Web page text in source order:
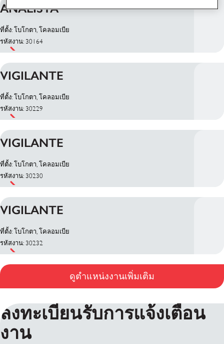
ANALISTA
ที่ตั้ง: โบโกตา, โคลอมเบีย
รหัสงาน: 30164
VIGILANTE
ที่ตั้ง: โบโกตา, โคลอมเบีย
รหัสงาน: 30229
VIGILANTE
ที่ตั้ง: โบโกตา, โคลอมเบีย
รหัสงาน: 30230
VIGILANTE
ที่ตั้ง: โบโกตา, โคลอมเบีย
รหัสงาน: 30232
ดูตำแหน่งงานเพิ่มเติม
ลงทะเบียนรับการแจ้งเตือน
งาน